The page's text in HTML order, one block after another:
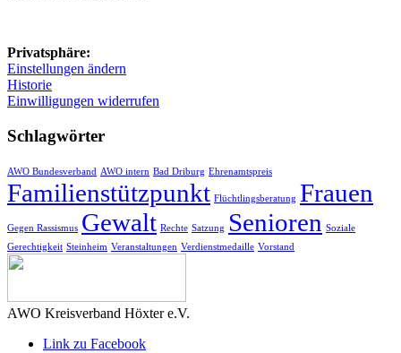
Privatsphäre:
Einstellungen ändern
Historie
Einwilligungen widerrufen
Schlagwörter
AWO Bundesverband AWO intern Bad Driburg Ehrenamtspreis
Familienstützpunkt Flüchtlingsberatung Frauen
Gegen Rassismus Gewalt Rechte Satzung Senioren Soziale
Gerechtigkeit Steinheim Veranstaltungen Verdienstmedaille Vorstand
AWO Kreisverband Höxter e.V.
Link zu Facebook